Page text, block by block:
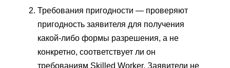
Требования пригодности — проверяют
пригодность заявителя для получения
какой-либо формы разрешения, а не
конкретно, соответствует ли он
требованиям Skilled Worker. Заявители не